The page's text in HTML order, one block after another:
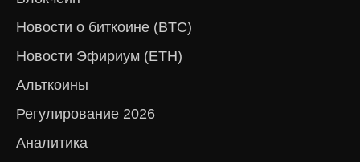
Новости о биткоине (BTC)
Новости Эфириум (ETH)
Альткоины
Регулирование 2026
Аналитика